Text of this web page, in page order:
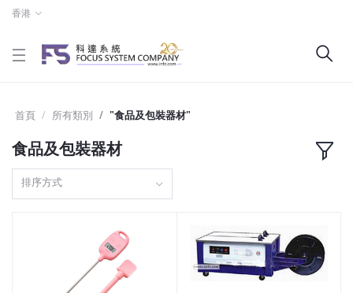
香港
首頁 所有類別 "食品及包裝器材"
食品及包裝器材
排序方式